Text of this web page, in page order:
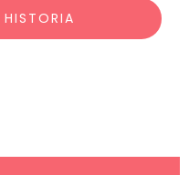
HISTORIA